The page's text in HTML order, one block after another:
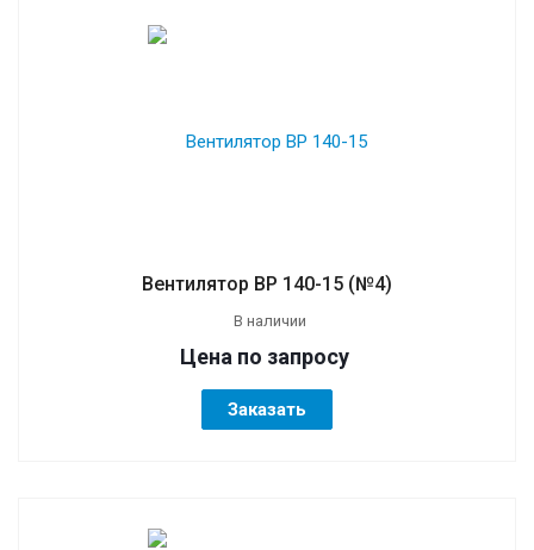
Вентилятор ВР 140-15 (№4)
В наличии
Цена по запросу
Заказать